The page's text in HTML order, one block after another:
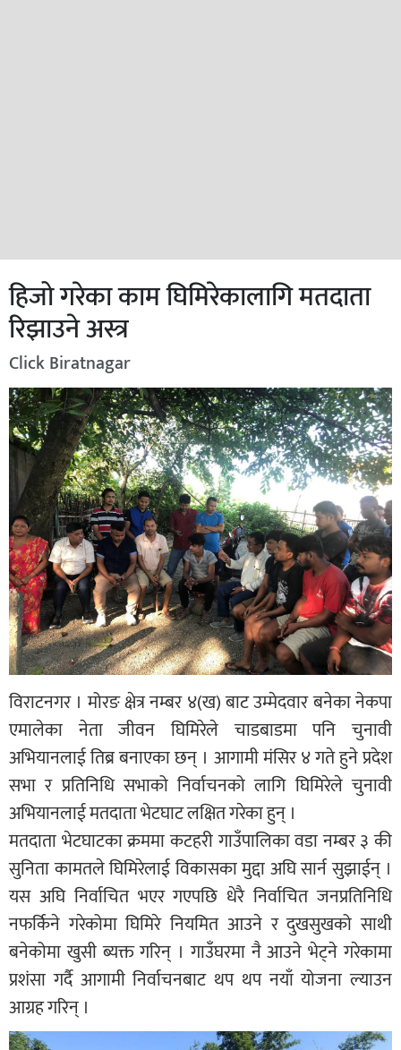
हिजो गरेका काम घिमिरेकालागि मतदाता
रिझाउने अस्त्र
Click Biratnagar
विराटनगर । मोरङ क्षेत्र नम्बर ४(ख) बाट उम्मेदवार बनेका नेकपा
एमालेका नेता जीवन घिमिरेले चाडबाडमा पनि चुनावी
अभियानलाई तिब्र बनाएका छन् । आगामी मंसिर ४ गते हुने प्रदेश
सभा र प्रतिनिधि सभाको निर्वाचनको लागि घिमिरेले चुनावी
अभियानलाई मतदाता भेटघाट लक्षित गरेका हुन् ।
मतदाता भेटघाटका क्रममा कटहरी गाउँपालिका वडा नम्बर ३ की
सुनिता कामतले घिमिरेलाई विकासका मुद्दा अघि सार्न सुझाईन् ।
यस अघि निर्वाचित भएर गएपछि धेरै निर्वाचित जनप्रतिनिधि
नफर्किने गरेकोमा घिमिरे नियमित आउने र दुखसुखको साथी
बनेकोमा खुसी ब्यक्त गरिन् । गाउँघरमा नै आउने भेट्ने गरेकामा
प्रशंसा गर्दै आगामी निर्वाचनबाट थप थप नयाँ योजना ल्याउन
आग्रह गरिन् ।